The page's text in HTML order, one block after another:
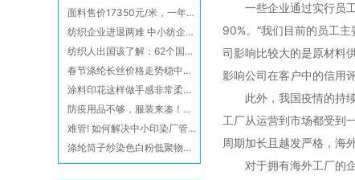
面料售价17350元/米，一年仅有几米的产量，卖300000米涤塔夫才能买得起它一件西服，这才是真正的“面料之王”！
纺织企业进退两难 中小纺企运营情况不乐观
纺织人出国该了解：62个国家对中国人实施入境管制
春节涤纶长丝价格走势稳中有涨
涂料印花这样做手感非常柔软悬垂好
防疫用品不够，服装来凑！这样靠谱吗？
难管! 如何解决中小印染厂​管理难
涤纶筒子纱染色白粉低聚物难题
一些企业通过实行员工“
90%。“我们目前的员工
司影响比较大的是原材料
影响公司在客户中的信用
此外，我国疫情的持续
工厂从运营到市场都受到
周期加长且越发严格，海
对于拥有海外工厂的企